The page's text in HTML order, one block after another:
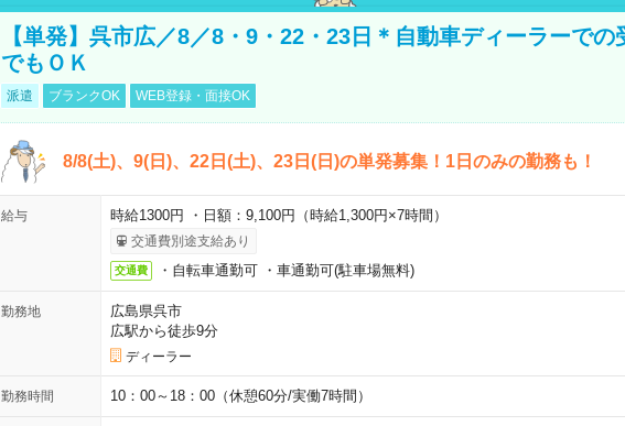
【単発】呉市広／8／8・9・22・23日＊自動車ディーラーでの
でもＯＫ
派遣 ブランクOK WEB登録・面接OK
8/8(土)、9(日)、22日(土)、23日(日)の単発募集！1日のみの勤務も！
給与 時給1300円 ・日額：9,100円（時給1,300円×7時間）
交通費別途支給あり
交通費 ・自転車通勤可 ・車通勤可(駐車場無料)
勤務地
広島県呉市
広駅から徒歩9分
ディーラー
勤務時間 10：00～18：00（休憩60分/実働7時間）